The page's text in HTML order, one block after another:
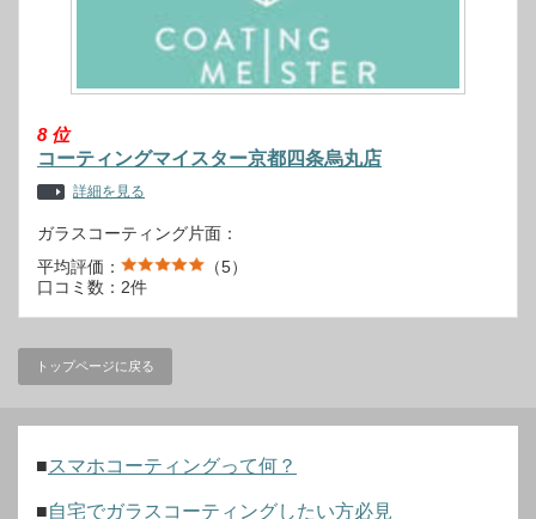
8位
コーティングマイスター京都四条烏丸店
詳細を見る
ガラスコーティング片面：
平均評価：
（5）
口コミ数：2件
トップページに戻る
■スマホコーティングって何？
■自宅でガラスコーティングしたい方必見